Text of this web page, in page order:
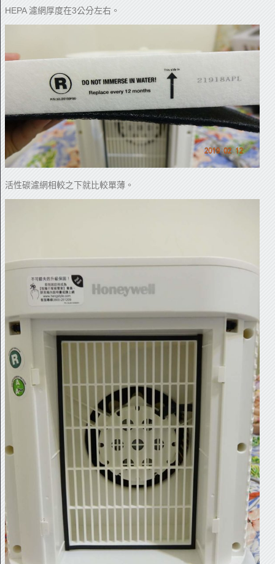
HEPA 濾網厚度在3公分左右。
活性碳濾網相較之下就比較單薄。